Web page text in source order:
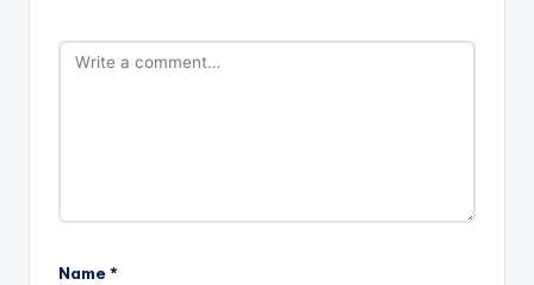
Name *